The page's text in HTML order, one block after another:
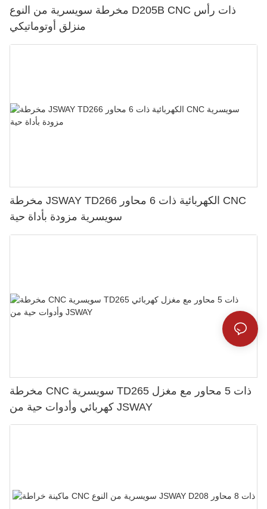
مخرطة سويسرية من النوع D205B CNC ذات رأس
منزلق أوتوماتيكي
مخرطة JSWAY TD266 الكهربائية ذات 6 محاور CNC
سويسرية مزودة بأداة حية
مخرطة CNC سويسرية TD265 ذات 5 محاور مع مغزل
كهربائي وأدوات حية من JSWAY